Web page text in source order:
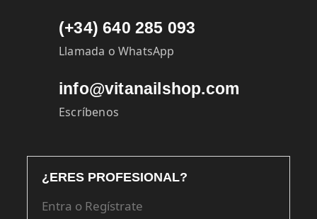
(+34) 640 285 093
Llamada o WhatsApp
info@vitanailshop.com
Escríbenos
¿ERES PROFESIONAL?
Entra o Regístrate